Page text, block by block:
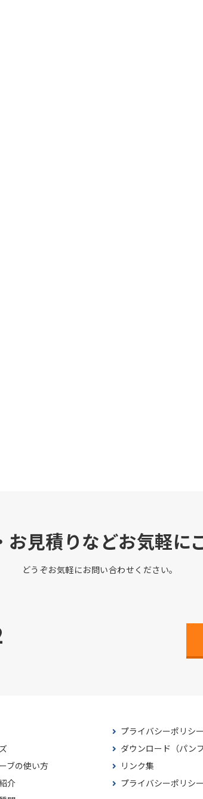
見積りなどお気軽に
どうぞお気軽にお問い合わせください。
ブの使い方
介
プライバシーポリシー
ダウンロード（パン
リンク集
プライバシーポリシー